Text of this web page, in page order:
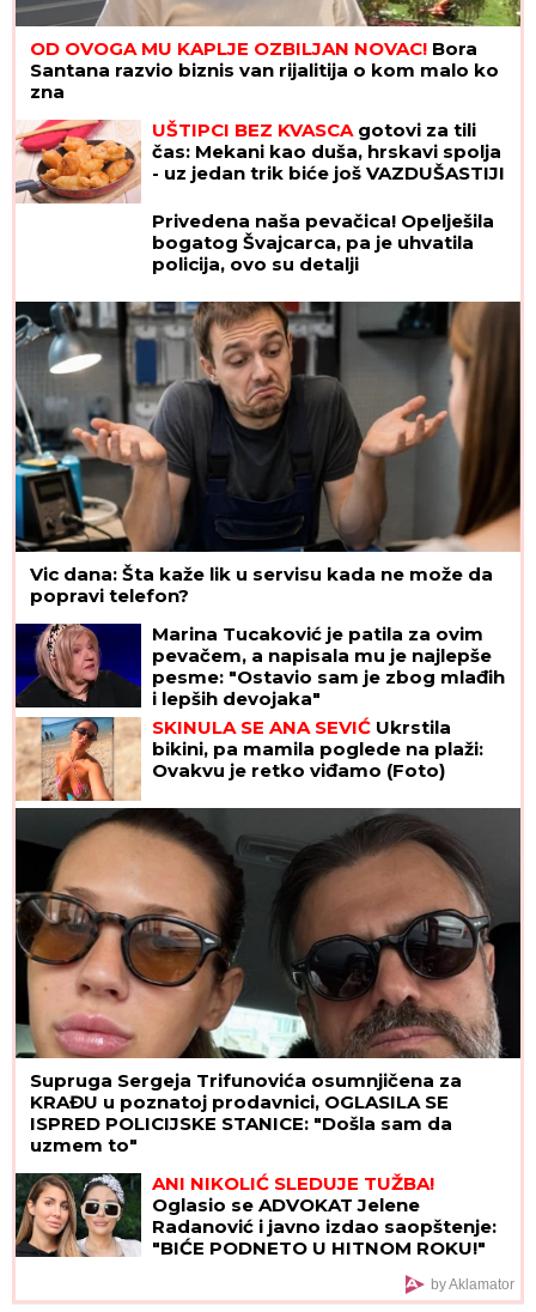
OD OVOGA MU KAPLJE OZBILJAN NOVAC! Bora
Santana razvio biznis van rijalitija o kom malo ko
zna
UŠTIPCI BEZ KVASCA gotovi za tili
čas: Mekani kao duša, hrskavi spolja
- uz jedan trik biće još VAZDUŠASTIJI
Privedena naša pevačica! Opelješila
bogatog Švajcarca, pa je uhvatila
policija, ovo su detalji
Vic dana: Šta kaže lik u servisu kada ne može da
popravi telefon?
Marina Tucaković je patila za ovim
pevačem, a napisala mu je najlepše
pesme: "Ostavio sam je zbog mlađih
i lepših devojaka"
SKINULA SE ANA SEVIĆ Ukrstila
bikini, pa mamila poglede na plaži:
Ovakvu je retko viđamo (Foto)
Supruga Sergeja Trifunovića osumnjičena za
KRAĐU u poznatoj prodavnici, OGLASILA SE
ISPRED POLICIJSKE STANICE: "Došla sam da
uzmem to"
ANI NIKOLIĆ SLEDUJE TUŽBA!
Oglasio se ADVOKAT Jelene
Radanović i javno izdao saopštenje:
"BIĆE PODNETO U HITNOM ROKU!"
by Aklamator